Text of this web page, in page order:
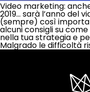
Video marketing:
2019… sarà l’anno del
(sempre) così
alcuni consigli su
nella tua strategia e
Malgrado le difficoltà